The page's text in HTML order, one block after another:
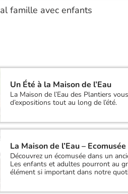
famille avec enfants
Un Été à la Maison de l’Eau
La Maison de l’Eau des Plantiers
d’expositions tout au long de l’été.
La Maison de l’Eau –
Découvrez un écomusée dans un
Les enfants et adultes pourront au
élément si important dans notre